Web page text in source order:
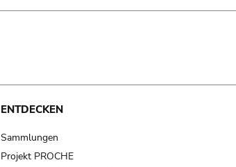
ENTDECKEN
Sammlungen
Projekt PROCHE